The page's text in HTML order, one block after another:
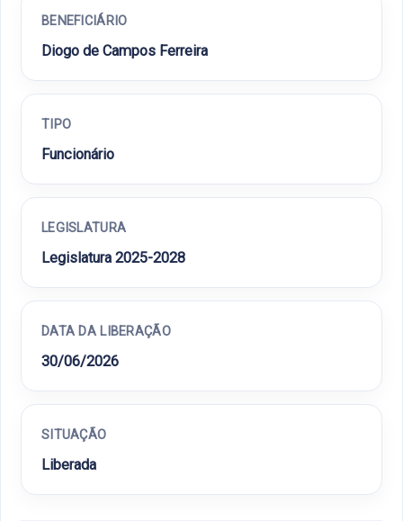
BENEFICIÁRIO
Diogo de Campos Ferreira
TIPO
Funcionário
LEGISLATURA
Legislatura 2025-2028
DATA DA LIBERAÇÃO
30/06/2026
SITUAÇÃO
Liberada